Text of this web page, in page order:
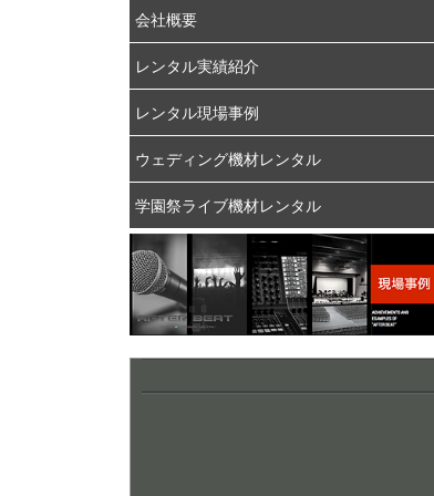
会社概要
レンタル実績紹介
レンタル現場事例
ウェディング機材レンタル
学園祭ライブ機材レンタル